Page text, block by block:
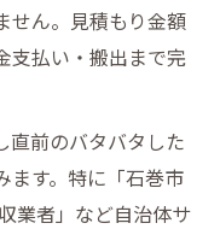
せん。見積もり金額
支払い・搬出まで完
直前のバタバタした
ます。特に「石巻市
業者」など自治体サ